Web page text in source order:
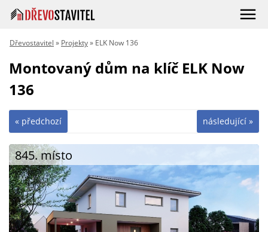
Dřevostavitel » Projekty» ELK Now 136
Montovaný dům na klíč ELK Now
136
následující »
« předchozí
845. místo